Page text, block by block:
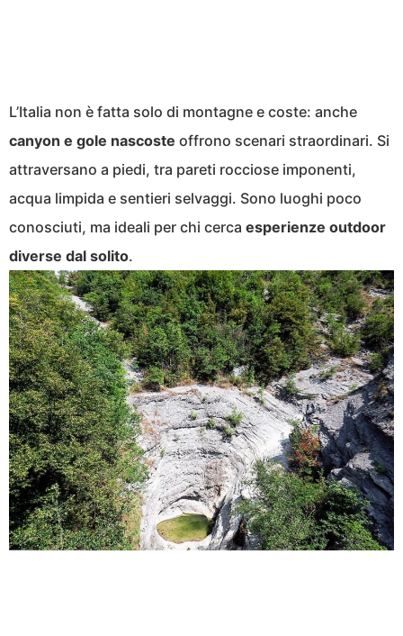
L’Italia non è fatta solo di montagne e coste: anche
canyon e gole nascoste offrono scenari straordinari. Si
attraversano a piedi, tra pareti rocciose imponenti,
acqua limpida e sentieri selvaggi. Sono luoghi poco
conosciuti, ma ideali per chi cerca esperienze outdoor
diverse dal solito.